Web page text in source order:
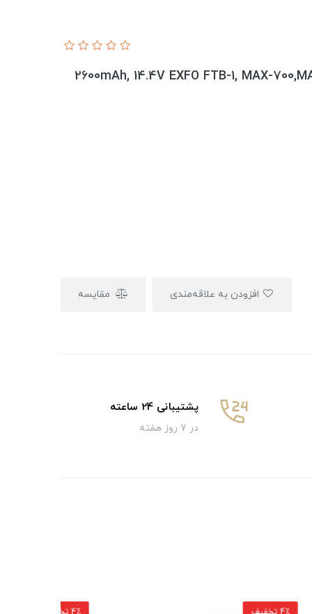
2600mAh, 14.4V EXFO FTB-1, MAX-
مقایسه
پشتیبانی 24 ساعته
در 7 روز هفته